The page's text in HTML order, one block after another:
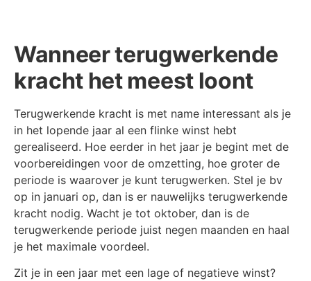
Wanneer terugwerkende
kracht het meest loont
Terugwerkende kracht is met name interessant als je
in het lopende jaar al een flinke winst hebt
gerealiseerd. Hoe eerder in het jaar je begint met de
voorbereidingen voor de omzetting, hoe groter de
periode is waarover je kunt terugwerken. Stel je bv
op in januari op, dan is er nauwelijks terugwerkende
kracht nodig. Wacht je tot oktober, dan is de
terugwerkende periode juist negen maanden en haal
je het maximale voordeel.
Zit je in een jaar met een lage of negatieve winst?